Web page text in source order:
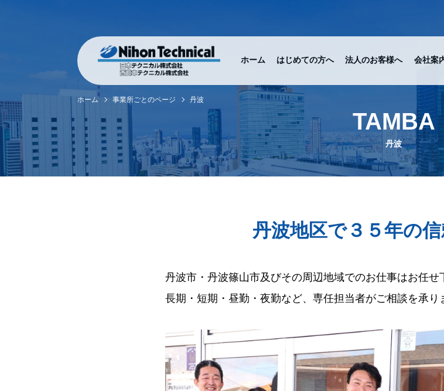
ホーム はじめての方へ 法人のお客様へ 会社案
ホーム 事業所ごとのページ 丹波
TAMBA
丹波
丹波地区で３５年の信
丹波市・丹波篠山市及びその周辺地域でのお仕事はお任せ
長期・短期・昼勤・夜勤など、専任担当者がご相談を承り